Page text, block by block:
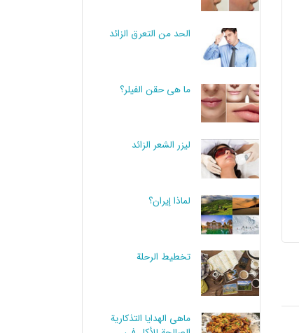
الحد من التعرق الزائد
ما هي حقن الفيلر؟
لیزر الشعر الزائد
لماذا إيران؟
تخطيط الرحلة
ماهي الهدايا التذكارية